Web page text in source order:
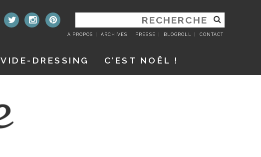
RECHERCHER
:
A PROPOS ARCHIVES PRESSE BLOGROLL CONTACT
VIDE-DRESSING C’EST NOËL !